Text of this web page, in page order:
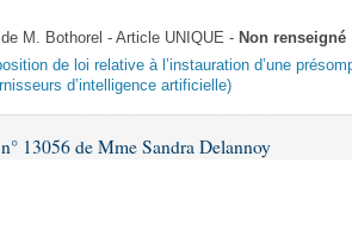
M. Bothorel - Article UNIQUE - Non renseigné
de loi relative à l’instauration d’une
d’intelligence artificielle)
13056 de Mme Sandra Delannoy